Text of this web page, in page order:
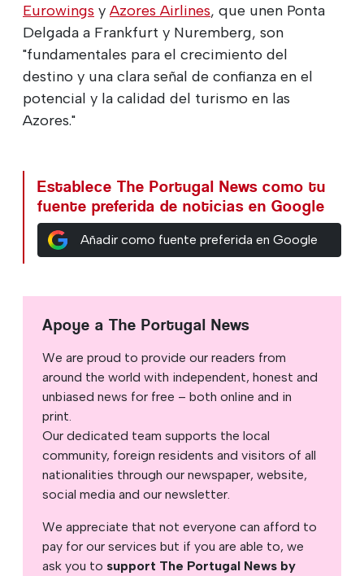
Eurowings yAzores Airlines, que unen Ponta
Delgada a Frankfurt y Nuremberg, son
"fundamentales para el crecimiento del
destino y una clara señal de confianza en el
potencial y la calidad del turismo en las
Azores."
Establece The Portugal News como tu
fuente preferida de noticias en Google
Añadir como fuente preferida en Google
Apoye a The Portugal News
We are proud to provide our readers from
around the world with independent, honest and
unbiased news for free – both online and in
print.
Our dedicated team supports the local
community, foreign residents and visitors of all
nationalities through our newspaper, website,
social media and our newsletter.
We appreciate that not everyone can afford to
pay for our services but if you are able to, we
ask you to support The Portugal News by